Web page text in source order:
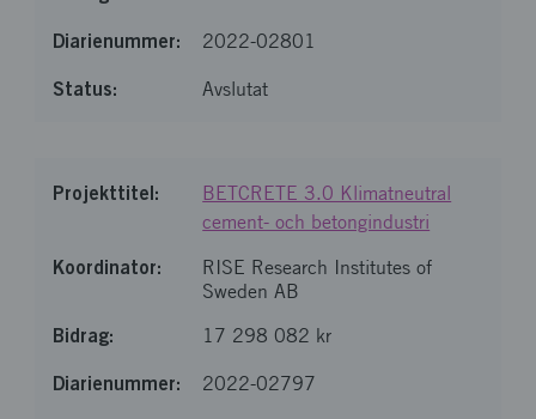
2022-02801
Avslutat
BETCRETE 3.0 Klimatneutral
cement- och betongindustri
RISE Research Institutes of
Sweden AB
17 298 082 kr
2022-02797